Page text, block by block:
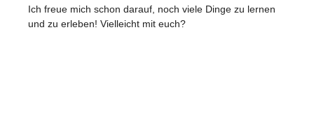
Ich freue mich schon darauf, noch viele Dinge zu lernen
und zu erleben! Vielleicht mit euch?